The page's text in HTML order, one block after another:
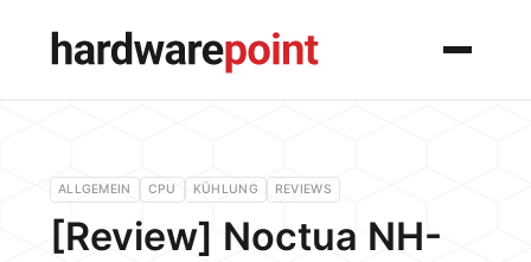
Menü
ALLGEMEIN CPU KÜHLUNG REVIEWS
[Review] Noctua NH-